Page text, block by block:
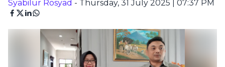
Syabilur Rosyad - Thursday, 31 July 2025 | 07:37 PM